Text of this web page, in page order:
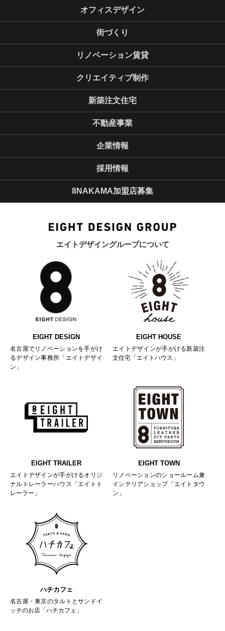
エイトデザイングループについて
EIGHT DESIGN
名古屋でリノベーションを手がけ
るデザイン事務所「エイトデザイ
ン」
EIGHT HOUSE
エイトデザインが手がける新築注
文住宅「エイトハウス」
EIGHT TRAILER
エイトデザインが手がけるオリジ
ナルトレーラーハウス「エイトト
レーラー」
EIGHT TOWN
リノベーションのショールーム兼
インテリアショップ「エイトタウ
ン」
ハチカフェ
名古屋・東京のタルトとサンドイ
ッチのお店「ハチカフェ」
オフィスデザイン
街づくり
リノベーション賃貸
クリエイティブ制作
新築注文住宅
不動産事業
企業情報
採用情報
8NAKAMA加盟店募集